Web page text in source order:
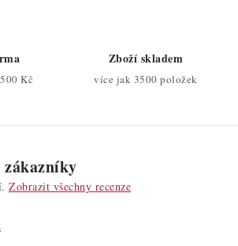
Kč
Zboží skladem
více jak 3500 položek
zákazníky
Zobrazit všechny recenze